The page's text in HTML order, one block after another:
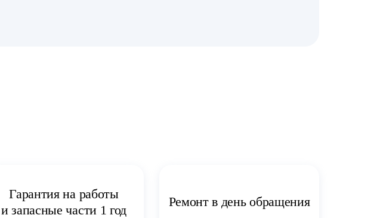
Гарантия на работы
и запасные части 1 год
Ремонт в день обращения